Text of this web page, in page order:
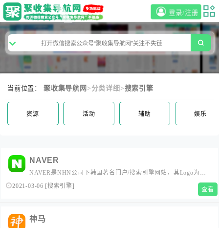
登录/注册
当前位置： 聚收集导航网 >分类详细>搜索引擎
资源 活动 辅助 娱乐
NAVER
NAVER是NHN公司下韩国著名门户/搜索引擎网站，其Logo为一
顶草帽，于1999年6月正式投入使用。使用独有的搜索引擎，并且
2021-03-06 [搜索引擎] 查看
神马